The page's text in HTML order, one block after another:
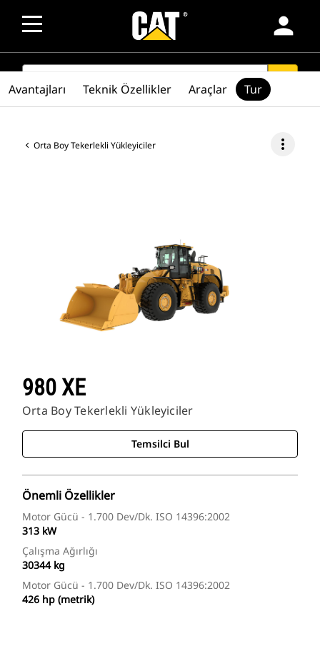
person
SEARCH
Orta Boy Tekerlekli Yükleyiciler more_vert
980 XE
Orta Boy Tekerlekli Yükleyiciler
Temsilci Bul
Önemli Özellikler
Motor Gücü - 1.700 Dev/dk. ISO 14396:2002
313 kW
Çalışma Ağırlığı
30344 kg
Motor Gücü - 1.700 Dev/dk. ISO 14396:2002
426 hp (metrik)
Avantajları Teknik Özellikler Araçlar Tur